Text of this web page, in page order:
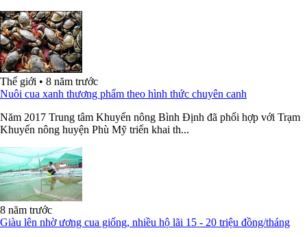
Thế giới • 8 năm trước
Nuôi cua xanh thương phẩm theo hình thức chuyên canh
Năm 2017 Trung tâm Khuyến nông Bình Định đã phối hợp với Trạm
Khuyến nông huyện Phù Mỹ triển khai th...
8 năm trước
Giàu lên nhờ ương cua giống, nhiều hộ lãi 15 - 20 triệu đồng/tháng